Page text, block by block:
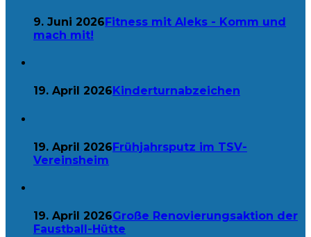
9. Juni 2026Fitness mit Aleks - Komm und
mach mit!
19. April 2026 Kinderturnabzeichen
19. April 2026Frühjahrsputz im TSV-
Vereinsheim
19. April 2026Große Renovierungsaktion der
Faustball-Hütte